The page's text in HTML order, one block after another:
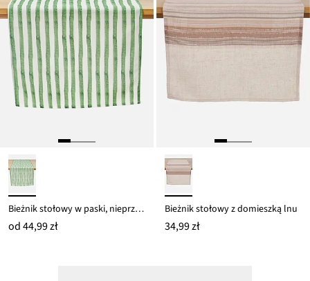
Bieżnik stołowy w paski, nieprzemakalny
od44,99 zł
Bieżnik stołowy z domieszką lnu
34,99 zł